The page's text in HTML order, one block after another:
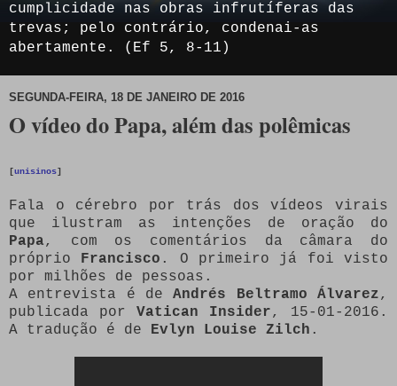
cumplicidade nas obras infrutíferas das
trevas; pelo contrário, condenai-as
abertamente. (Ef 5, 8-11)
SEGUNDA-FEIRA, 18 DE JANEIRO DE 2016
O vídeo do Papa, além das polêmicas
[unisinos]
Fala o cérebro por trás dos vídeos virais
que ilustram as intenções de oração do
Papa, com os comentários da câmara do
próprio Francisco . O primeiro já foi visto
por milhões de pessoas.
A entrevista é deAndrés Beltramo Álvarez,
publicada por Vatican Insider, 15-01-2016.
A tradução é de Evlyn Louise Zilch .